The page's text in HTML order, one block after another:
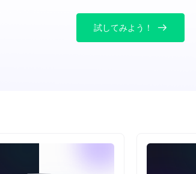
試してみよう！